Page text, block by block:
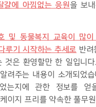
걀에 아낌없는 응원을 보
및 동물복지 교육이 많
루기 시작하는 추세로 반려
은 환영할만 한 일입니다
려주는 내용이 소개되었
는지에 관한 정보를
이지 프리를 약속한 풀무